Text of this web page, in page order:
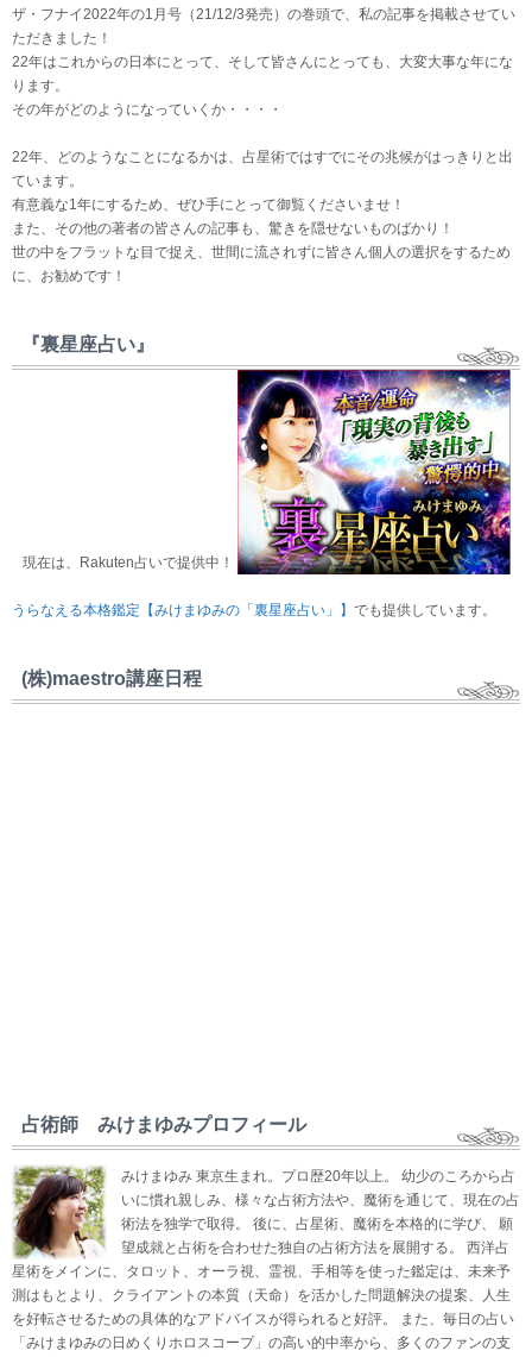
ザ・フナイ2022年の1月号（21/12/3発売）の巻頭で、私の記事を掲載させてい
ただきました！
22年はこれからの日本にとって、そして皆さんにとっても、大変大事な年にな
ります。
その年がどのようになっていくか・・・・
22年、どのようなことになるかは、占星術ではすでにその兆候がはっきりと出
ています。
有意義な1年にするため、ぜひ手にとって御覧くださいませ！
また、その他の著者の皆さんの記事も、驚きを隠せないものばかり！
世の中をフラットな目で捉え、世間に流されずに皆さん個人の選択をするため
に、お勧めです！
『裏星座占い』
現在は、Rakuten占いで提供中！
うらなえる本格鑑定【みけまゆみの「裏星座占い」】 でも提供しています。
(株)maestro講座日程
占術師 みけまゆみプロフィール
みけまゆみ 東京生まれ。プロ歴20年以上。 幼少のころから占
いに慣れ親しみ、様々な占術方法や、魔術を通じて、現在の占
術法を独学で取得。 後に、占星術、魔術を本格的に学び、 願
望成就と占術を合わせた独自の占術方法を展開する。 西洋占
星術をメインに、タロット、オーラ視、霊視、手相等を使った鑑定は、未来予
測はもとより、クライアントの本質（天命）を活かした問題解決の提案、人生
を好転させるための具体的なアドバイスが得られると好評。 また、毎日の占い
「みけまゆみの日めくりホロスコープ」の高い的中率から、多くのファンの支